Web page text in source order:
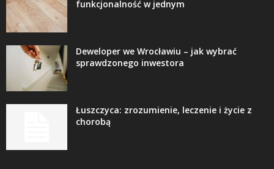
funkcjonalność w jednym
Deweloper we Wrocławiu – jak wybrać
sprawdzonego inwestora
Łuszczyca: zrozumienie, leczenie i życie z
chorobą